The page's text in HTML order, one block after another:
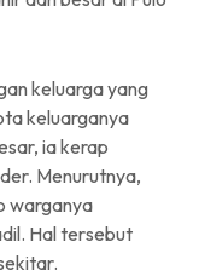
keluarga yang
keluarganya
ia kerap
Menurutnya,
warganya
Hal tersebut